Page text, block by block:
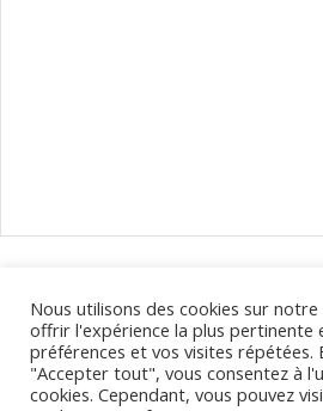
évènements
Calendrier des déplacements de
Ferrand et dans le Puy-de-Dôme.
Nous utilisons des cookies sur
offrir l'expérience la plus pertinente
préférences et vos visites répétées.
"Accepter tout", vous consentez à
cookies. Cependant, vous pouvez